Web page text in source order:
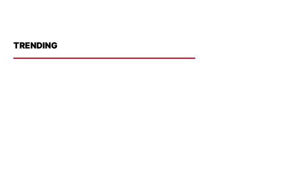
TRENDING